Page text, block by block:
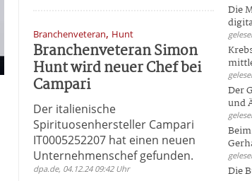
Branchenveteran, Hunt
Branchenveteran Simon
Hunt wird neuer Chef bei
Campari
Der italienische
Spirituosenhersteller Campari
IT0005252207 hat einen neuen
Unternehmenschef gefunden.
dpa.de, 04.12.24 09:42 Uhr
Die
Der
und
Die